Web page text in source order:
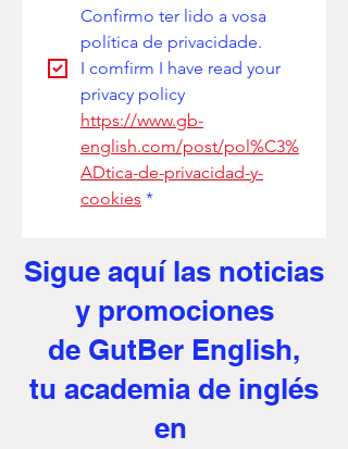
Confirmo ter lido a vosa
I comfirm I have read your
privacy policy
https://www.gb-
english.com/post/pol%C3%
ADtica-de-privacidad-y-
cookies *
Sigue aquílas noticias
y promociones
de GutBer English,
tu academia de inglés
en